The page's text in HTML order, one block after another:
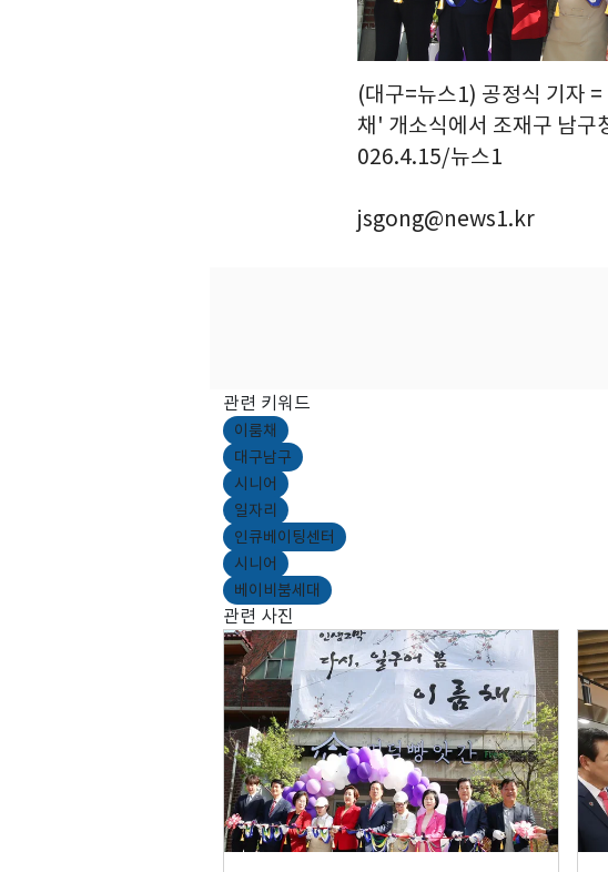
(대구=뉴스1) 공정식 기자
채' 개소식에서 조재구 남구
026.4.15/뉴스1
jsgong@news1.kr
관련 키워드
이룸채
대구남구
시니어
일자리
인큐베이팅센터
시니어
베이비붐세대
관련 사진